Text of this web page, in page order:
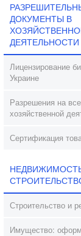
ДОКУМЕНТЫ В
ДЕЯТЕЛЬНОСТИ
Лицензирование
Украине
Разрешения на
хозяйственной
Сертификация
Строительство и
Имущество: